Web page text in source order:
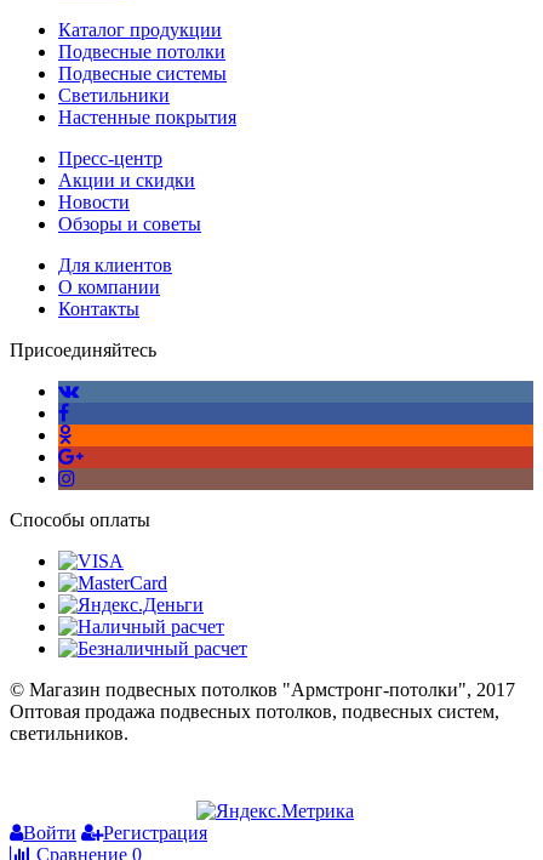
Каталог продукции
Подвесные потолки
Подвесные системы
Светильники
Настенные покрытия
Пресс-центр
Акции и скидки
Новости
Обзоры и советы
Для клиентов
О компании
Контакты
Присоединяйтесь
Способы оплаты
© Магазин подвесных потолков "Армстронг-потолки", 2017
Оптовая продажа подвесных потолков, подвесных систем,
светильников.
Войти
Регистрация
Сравнение 0